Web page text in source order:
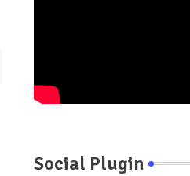
Social Plugin